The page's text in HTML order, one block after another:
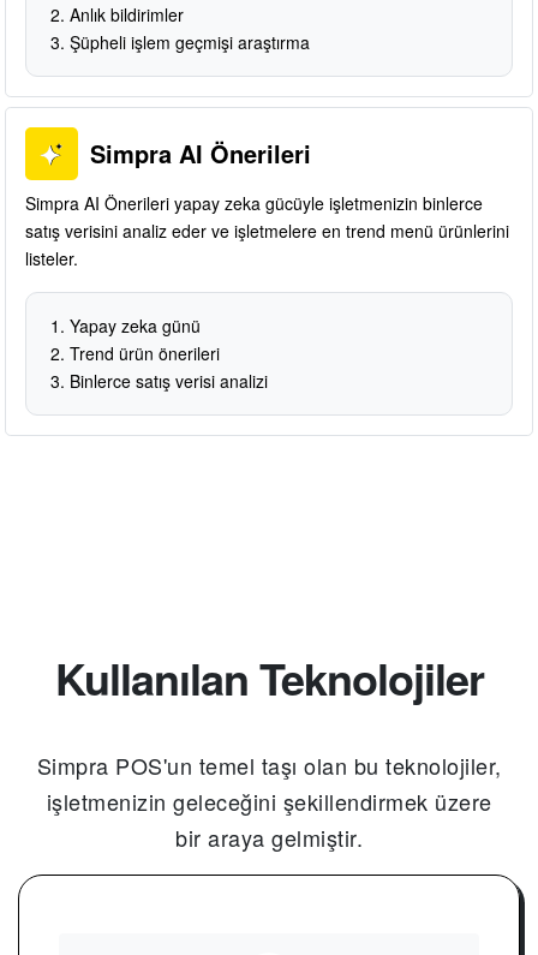
Anlık bildirimler
Şüpheli işlem geçmişi araştırma
Simpra AI Önerileri
Simpra AI Önerileri yapay zeka gücüyle işletmenizin binlerce
satış verisini analiz eder ve işletmelere en trend menü ürünlerini
listeler.
Yapay zeka günü
Trend ürün önerileri
Binlerce satış verisi analizi
Kullanılan Teknolojiler
Simpra POS'un temel taşı olan bu teknolojiler,
işletmenizin geleceğini şekillendirmek üzere
bir araya gelmiştir.